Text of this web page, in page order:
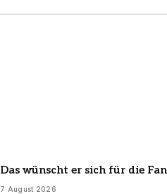
Das wünscht er sich für die
7 August 2026